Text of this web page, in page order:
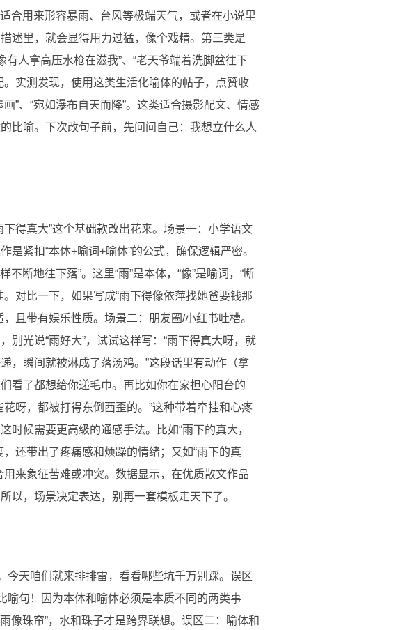
合用来形容暴雨、台风等极端天气，或者在小说里
述里，就会显得用力过猛，像个戏精。第三类是
有人拿高压水枪在滋我”、“老天爷端着洗脚盆往下
实测发现，使用这类生活化喻体的帖子，点赞收
”、“宛如瀑布自天而降”。这类适合摄影配文、情感
比喻。下次改句子前，先问问自己：我想立什么人
得真大”这个基础款改出花来。场景一：小学语文
紧扣“本体+喻词+喻体”的公式，确保逻辑严密。
断地往下落”。这里“雨”是本体，“像”是喻词，“断
对比一下，如果写成“雨下得像依萍找她爸要钱那
且带有娱乐性质。场景二：朋友圈/小红书吐槽。
光说“雨好大”，试试这样写：“雨下得真大呀，就
，瞬间就被淋成了落汤鸡。”这段话里有动作（拿
看了都想给你递毛巾。再比如你在家担心阳台的
呀，都被打得东倒西歪的。”这种带着牵挂和心疼
候需要更高级的通感手法。比如“雨下的真大，
还带出了疼痛感和烦躁的情绪；又如“雨下的真
来象征苦难或冲突。数据显示，在优质散文作品
以，场景决定表达，别再一套模板走天下了。
今天咱们就来排排雷，看看哪些坑千万别踩。误区
喻句！因为本体和喻体必须是本质不同的两类事
像珠帘”，水和珠子才是跨界联想。误区二：喻体和